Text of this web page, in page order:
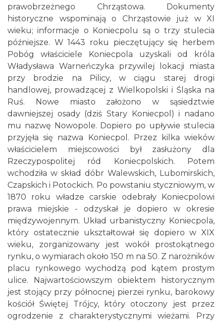
prawobrzeżnego Chrząstowa. Dokumenty
historyczne wspominają o Chrząstowie już w XI
wieku; informacje o Koniecpolu są o trzy stulecia
późniejsze. W 1443 roku pieczętujący się herbem
Pobóg właściciele Koniecpola uzyskali od króla
Władysława Warneńczyka przywilej lokacji miasta
przy brodzie na Pilicy, w ciągu starej drogi
handlowej, prowadzącej z Wielkopolski i Śląska na
Ruś. Nowe miasto założono w sąsiedztwie
dawniejszej osady (dziś Stary Koniecpol) i nadano
mu nazwę Nowopole. Dopiero po upływie stulecia
przyjęła się nazwa Koniecpol. Przez kilka wieków
właścicielem miejscowości był zasłużony dla
Rzeczypospolitej ród Koniecpolskich. Potem
wchodziła w skład dóbr Walewskich, Lubomirskich,
Czapskich i Potockich. Po powstaniu styczniowym, w
1870 roku władze carskie odebrały Koniecpolowi
prawa miejskie - odzyskał je dopiero w okresie
międzywojennym. Układ urbanistyczny Koniecpola,
który ostatecznie ukształtował się dopiero w XIX
wieku, zorganizowany jest wokół prostokątnego
rynku, o wymiarach około 150 m na 50. Z narożników
placu rynkowego wychodzą pod kątem prostym
ulice. Najwartościowszym obiektem historycznym
jest stojący przy północnej pierzei rynku, barokowy
kościół Świętej Trójcy, który otoczony jest przez
ogrodzenie z charakterystycznymi wieżami. Przy